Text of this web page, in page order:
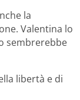
la
Valentina lo
sembrerebbe
libertà e di